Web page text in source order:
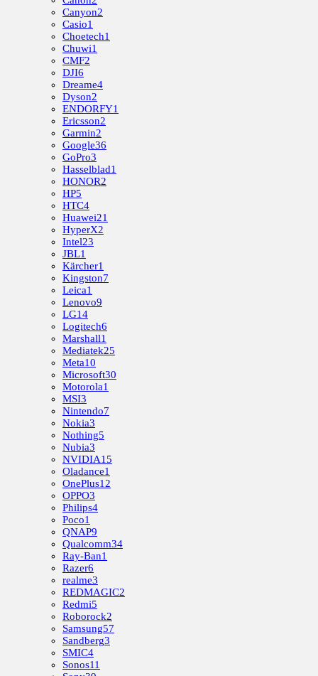
Canyon2
Casio1
Choetech1
Chuwi1
CMF2
DJI6
Dreame4
Dyson2
ENDORFY1
Ericsson2
Garmin2
Google36
GoPro3
Hasselblad1
HONOR2
HP5
HTC4
Huawei21
HyperX2
Intel23
JBL1
Kärcher1
Kingston7
Leica1
Lenovo9
LG14
Logitech6
Marshall1
Mediatek25
Meta10
Microsoft30
Motorola1
MSI3
Nintendo7
Nokia3
Nothing5
Nubia3
NVIDIA15
Oladance1
OnePlus12
OPPO3
Philips4
Poco1
QNAP9
Qualcomm34
Ray-Ban1
Razer6
realme3
REDMAGIC2
Redmi5
Roborock2
Samsung57
Sandberg3
SMIC4
Sonos11